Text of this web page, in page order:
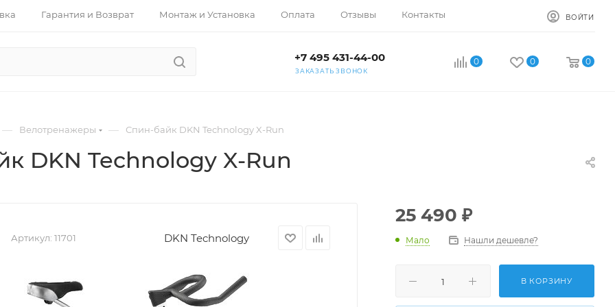
Гарантия и Возврат Монтаж и Установка Оплата Отзывы Контакты ВОЙТИ
+7 495 431-44-00
ЗАКАЗАТЬ ЗВОНОК
0 0 0
— Велотренажеры — Спин-байк DKN Technology X-Run
DKN Technology X-Run
Артикул: 11701 DKN Technology
25 490 ₽
Мало Нашли дешевле?
В КОРЗИНУ